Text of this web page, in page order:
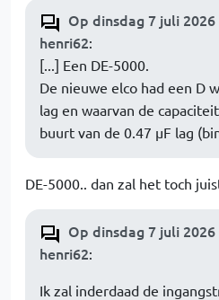
Op dinsdag 7 juli
henri62:
[...] Een DE-5000.
De nieuwe elco had een D
lag en waarvan de
buurt van de 0.47 µF lag
DE-5000.. dan zal het toch
Op dinsdag 7 juli
henri62:
Ik zal inderdaad de